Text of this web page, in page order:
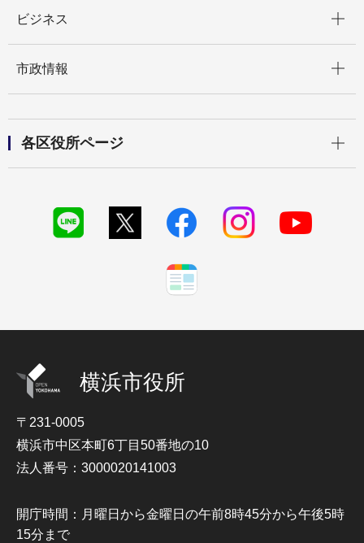
ビジネス
市政情報
各区役所ページ
横浜市役所
〒231-0005
横浜市中区本町6丁目50番地の10
法人番号：3000020141003
開庁時間：月曜日から金曜日の午前8時45分から午後5時
15分まで